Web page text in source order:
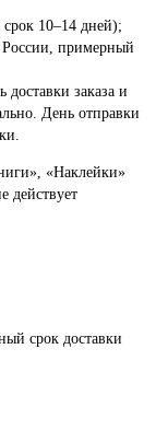
10–14 дней);
России, примерный
заказа и
День отправки
«Наклейки»
действует
срок доставки